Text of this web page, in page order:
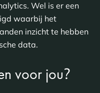
Wel is er een
waarbij het
inzicht te hebben
data.
voor jou?